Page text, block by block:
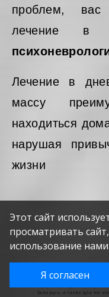
Этот сайт
просматривать
использование
Я согласен
проблем,
лечение в
Лечение в
массу
находиться
нарушая
жизни
Мы создали
информации для
Беларусь, а также для тех